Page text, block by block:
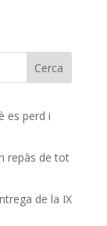
es perd i
repàs de tot
de la IX